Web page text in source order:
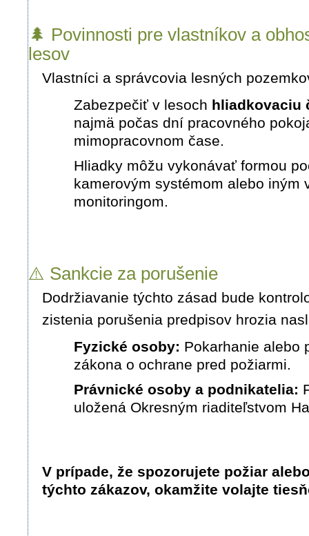
🌲 Povinnosti pre vlastníkov a
lesov
Vlastníci a správcovia lesných
Zabezpečiť v lesoch hliadkovaciu
najmä počas dní pracovného
mimopracovnom čase.
Hliadky môžu vykonávať formou
kamerovým systémom alebo iným
monitoringom.
⚠️ Sankcie za porušenie
Dodržiavanie týchto zásad bude
zistenia porušenia predpisov hrozia
Fyzické osoby: Pokarhanie alebo
zákona o ochrane pred požiarmi.
Právnické osoby a podnikatelia:
uložená Okresným riaditeľstvom
V prípade, že spozorujete požiar
týchto zákazov, okamžite volajte